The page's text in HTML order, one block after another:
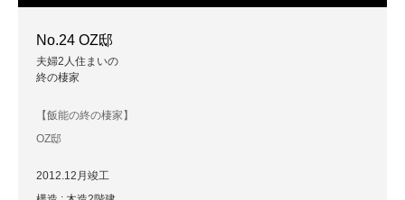
No.24 OZ邸
夫婦2人住まいの
終の棲家
【飯能の終の棲家】
OZ邸
2012.12月竣工